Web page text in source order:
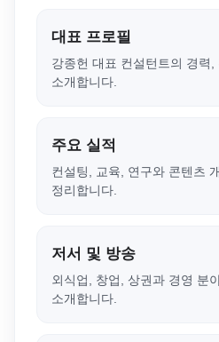
대표 프로필
강종헌 대표 컨설턴트의 경력,
소개합니다.
주요 실적
컨설팅, 교육, 연구와 콘텐츠
정리합니다.
저서 및 방송
외식업, 창업, 상권과 경영 분
소개합니다.